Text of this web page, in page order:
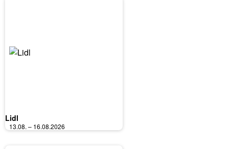
Lidl
13.08. – 16.08.2026